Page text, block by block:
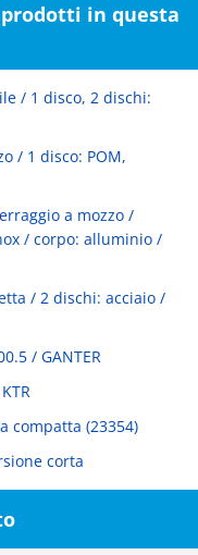
in questa
/ 1 disco, 2 dischi:
/ 1 disco: POM,
a mozzo /
/ corpo: alluminio /
/ 2 dischi: acciaio /
/ GANTER
compatta (23354)
corta